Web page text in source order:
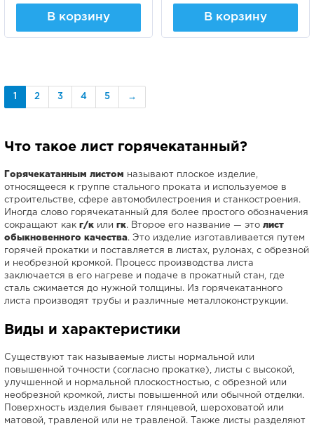
В корзину В корзину
2 3 4 5 →
Что такое лист горячекатанный?
Горячекатанным листом называют плоское изделие,
относящееся к группе стального проката и используемое в
строительстве, сфере автомобилестроения и станкостроения.
Иногда слово горячекатанный для более простого обозначения
сокращают как г/к или гк. Второе его название — это лист
обыкновенного качества. Это изделие изготавливается путем
горячей прокатки и поставляется в листах, рулонах, с обрезной
и необрезной кромкой. Процесс производства листа
заключается в его нагреве и подаче в прокатный стан, где
сталь сжимается до нужной толщины. Из горячекатанного
листа производят трубы и различные металлоконструкции.
Виды и характеристики
Существуют так называемые листы нормальной или
повышенной точности (согласно прокатке), листы с высокой,
улучшенной и нормальной плоскостностью, с обрезной или
необрезной кромкой, листы повышенной или обычной отделки.
Поверхность изделия бывает глянцевой, шероховатой или
матовой, травленой или не травленой. Также листы разделяют